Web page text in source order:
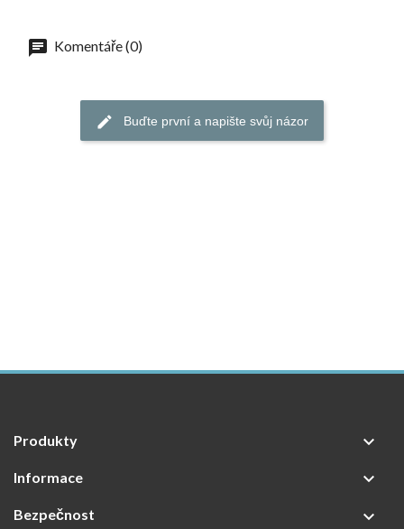
Komentáře (0)
Buďte první a napište svůj názor
Produkty 
Informace 
Bezpečnost 